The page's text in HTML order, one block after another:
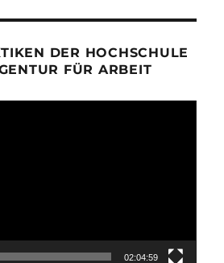
DER HOCHSCHULE
FÜR ARBEIT
02:04:59